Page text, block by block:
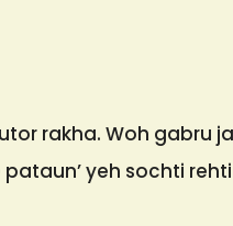
rakha. Woh gabru
yeh sochti